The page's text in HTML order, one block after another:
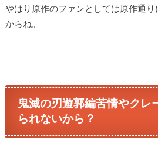
やはり原作のファンとしては原作通
からね。
鬼滅の刃遊郭編苦情やクレ
られないから？